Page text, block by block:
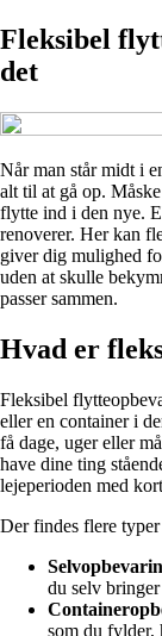
Fleksibel
det
Når man står midt i
alt til at gå op.
flytte ind i den nye.
renoverer. Her kan
giver dig mulighed
uden at skulle
passer sammen.
Hvad er
Fleksibel
eller en container i
få dage, uger eller
have dine ting
lejeperioden med
Der findes flere
du selv
som du fylder,